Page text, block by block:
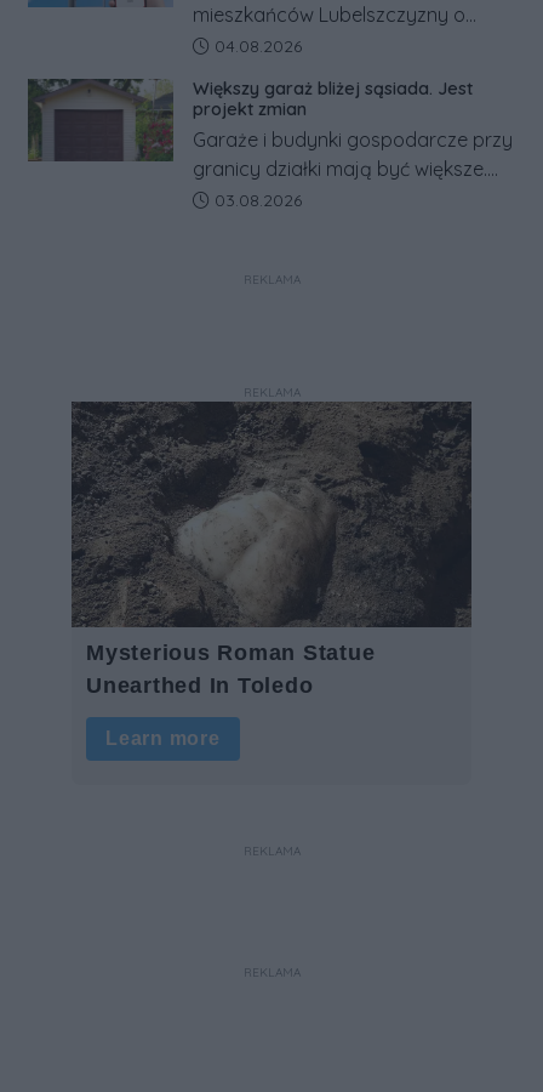
mieszkańców Lubelszczyzny o
rosyjskim zagrożeniu rząd
alarmowych, alertów RCB i aplikacji
w jeden system.
Data dodania artykułu:
04.08.2026
Większy garaż bliżej sąsiada. Jest
projekt zmian
Garaże i budynki gospodarcze przy
granicy działki mają być większe.
Projekt zaostrza też zasady
Data dodania artykułu:
03.08.2026
REKLAMA
REKLAMA
REKLAMA
REKLAMA